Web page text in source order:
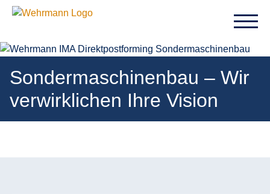
Sondermaschinenbau – Wir
verwirklichen Ihre Vision